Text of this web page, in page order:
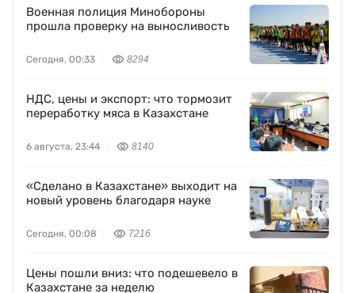
Военная полиция Минобороны
прошла проверку на выносливость
Сегодня, 00:33 8294
НДС, цены и экспорт: что тормозит
переработку мяса в Казахстане
6 августа, 23:44 8140
«Сделано в Казахстане» выходит на
новый уровень благодаря науке
Сегодня, 00:08 7216
Цены пошли вниз: что подешевело в
Казахстане за неделю